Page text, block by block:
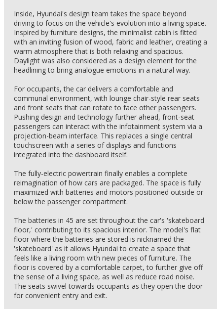
Inside, Hyundai's design team takes the space beyond
driving to focus on the vehicle's evolution into a living space.
Inspired by furniture designs, the minimalist cabin is fitted
with an inviting fusion of wood, fabric and leather, creating a
warm atmosphere that is both relaxing and spacious.
Daylight was also considered as a design element for the
headlining to bring analogue emotions in a natural way.
For occupants, the car delivers a comfortable and
communal environment, with lounge chair-style rear seats
and front seats that can rotate to face other passengers.
Pushing design and technology further ahead, front-seat
passengers can interact with the infotainment system via a
projection-beam interface. This replaces a single central
touchscreen with a series of displays and functions
integrated into the dashboard itself.
The fully-electric powertrain finally enables a complete
reimagination of how cars are packaged. The space is fully
maximized with batteries and motors positioned outside or
below the passenger compartment.
The batteries in 45 are set throughout the car's 'skateboard
floor,' contributing to its spacious interior. The model's flat
floor where the batteries are stored is nicknamed the
'skateboard' as it allows Hyundai to create a space that
feels like a living room with new pieces of furniture. The
floor is covered by a comfortable carpet, to further give off
the sense of a living space, as well as reduce road noise.
The seats swivel towards occupants as they open the door
for convenient entry and exit.